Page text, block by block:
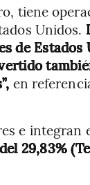
tiene
Unidos.
de Estados
en
e integran
29,83%